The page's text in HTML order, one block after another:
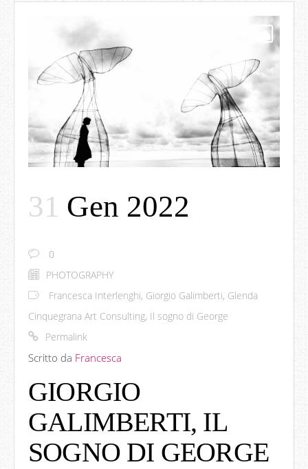
31 Gen 2022
0
PHOTOGRAPHY
Francesca Interlenghi, Giorgio Galimberti, Glenda
Cinquegrana Art Consulting, Il sogno di George
Permalink
Scritto da Francesca
GIORGIO
GALIMBERTI, IL
SOGNO DI GEORGE